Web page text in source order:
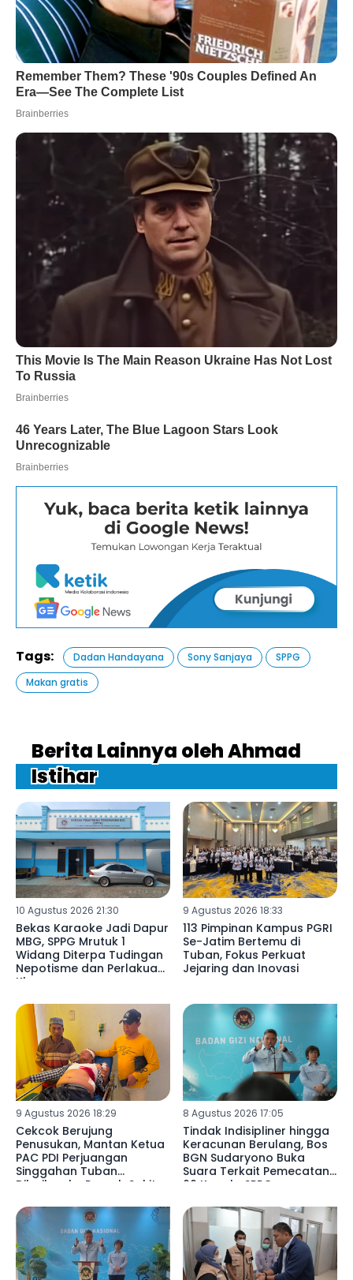
Tags: Dadan Handayana Sony Sanjaya
SPPG
Makan gratis
Berita Lainnya oleh Ahmad
Istihar
10 Agustus 2026 21:30
Bekas Karaoke Jadi Dapur
MBG, SPPG Mrutuk 1
Widang Diterpa Tudingan
Nepotisme dan Perlakuan
Khusus
9 Agustus 2026 18:33
113 Pimpinan Kampus PGRI
Se-Jatim Bertemu di
Tuban, Fokus Perkuat
Jejaring dan Inovasi
9 Agustus 2026 18:29
Cekcok Berujung
Penusukan, Mantan Ketua
PAC PDI Perjuangan
Singgahan Tuban
Dilarikan ke Rumah Sakit
8 Agustus 2026 17:05
Tindak Indisipliner hingga
Keracunan Berulang, Bos
BGN Sudaryono Buka
Suara Terkait Pemecatan
66 Kepala SPPG